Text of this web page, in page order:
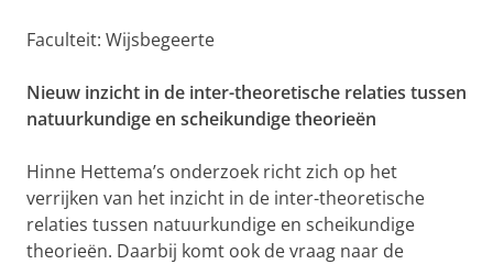
Faculteit: Wijsbegeerte
Nieuw inzicht in de inter-theoretische relaties tussen
natuurkundige en scheikundige theorieën
Hinne Hettema’s onderzoek richt zich op het
verrijken van het inzicht in de inter-theoretische
relaties tussen natuurkundige en scheikundige
theorieën. Daarbij komt ook de vraag naar de